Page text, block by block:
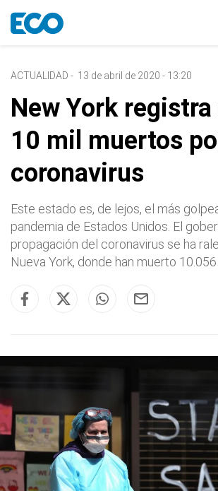
ACTUALIDAD - 13 de abril de 2020 - 13:20
New York registra
10 mil muertos
coronavirus
Este estado es, de lejos, el más
pandemia de Estados Unidos. El
propagación del coronavirus se ha
Nueva York, donde han muerto